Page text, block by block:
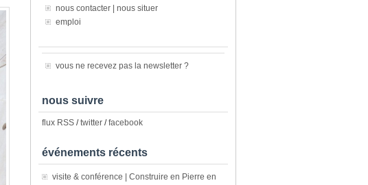
nous contacter | nous situer
emploi
vous ne recevez pas la newsletter ?
nous suivre
flux RSS /twitter /facebook
événements récents
visite & conférence | Construire en Pierre en